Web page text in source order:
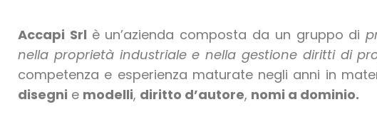
Accapi Srl è un’azienda composta da un gruppo di
nella proprietà industriale e nella gestione diritti di
competenza e esperienza maturate negli anni in
disegni e modelli, diritto d’autore, nomi a dominio.